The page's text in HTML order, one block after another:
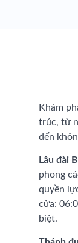
Khám
trúc, từ
đến
Lâu đài
phong
quyền
cửa:
biệt.